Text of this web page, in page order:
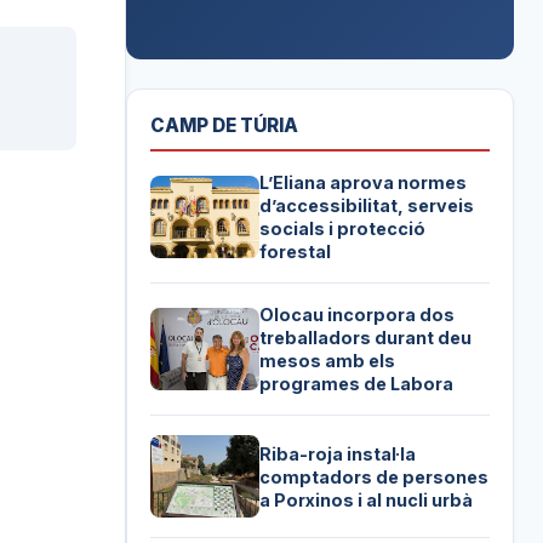
CAMP DE TÚRIA
L’Eliana aprova normes
d’accessibilitat, serveis
socials i protecció
forestal
Olocau incorpora dos
treballadors durant deu
mesos amb els
programes de Labora
Riba-roja instal·la
comptadors de persones
a Porxinos i al nucli urbà